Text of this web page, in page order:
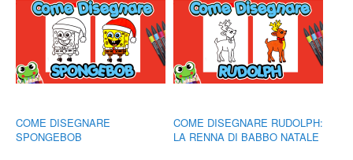
COME DISEGNARE
SPONGEBOB
COME DISEGNARE RUDOLPH:
LA RENNA DI BABBO NATALE